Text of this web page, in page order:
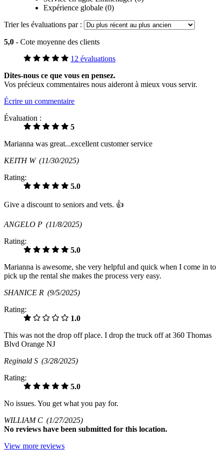
Expérience globale (0)
Trier les évaluations par :
5,0 - Cote moyenne des clients
12 évaluations
Dites-nous ce que vous en pensez.
Vos précieux commentaires nous aideront à mieux vous servir.
Écrire un commentaire
Évaluation :
5
Marianna was great...excellent customer service
KEITH W (11/30/2025)
Rating:
5.0
Give a discount to seniors and vets. 👍
ANGELO P (11/8/2025)
Rating:
5.0
Marianna is awesome, she very helpful and quick when I come in to
pick up the rental she makes the process very easy.
SHANICE R (9/5/2025)
Rating:
1.0
This was not the drop off place. I drop the truck off at 360 Thomas
Blvd Orange NJ
Reginald S (3/28/2025)
Rating:
5.0
No issues. You get what you pay for.
WILLIAM C (1/27/2025)
No reviews have been submitted for this location.
View more reviews